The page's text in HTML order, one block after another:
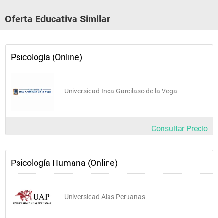
230651 PSICOLOGÍA SOCIAL Y COMUNITARIA 4
230653 PSICOPATOLOGÍA 4
230655 EVALUACIÓN DE LA DISFUNCIONALIDAD FAMILIAR 4
CICLO 6
Curso Nombre del Curso Creditos Sílabo
230661 COMPORTAMIENTO ORGANIZACIONAL 3
Oferta Educativa Similar
Psicología (Online)
Universidad Inca Garcilaso de la Vega
Consultar Precio
Psicología Humana (Online)
Universidad Alas Peruanas